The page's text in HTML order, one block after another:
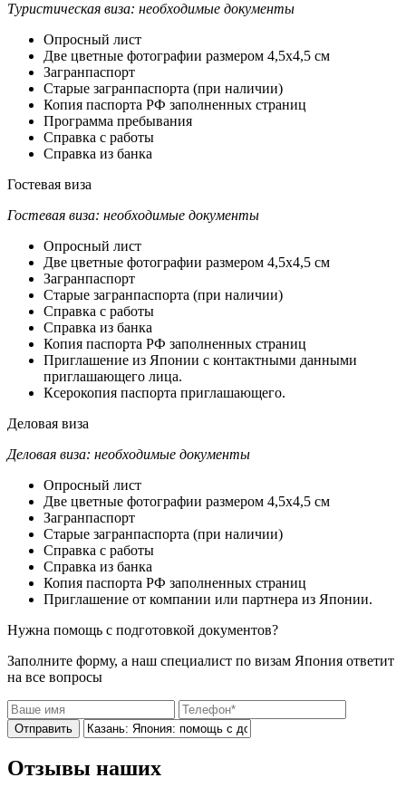
Туристическая виза: необходимые документы
Опросный лист
Две цветные фотографии размером 4,5х4,5 см
Загранпаспорт
Старые загранпаспорта (при наличии)
Копия паспорта РФ заполненных страниц
Программа пребывания
Справка с работы
Справка из банка
Гостевая виза
Гостевая виза: необходимые документы
Опросный лист
Две цветные фотографии размером 4,5х4,5 см
Загранпаспорт
Старые загранпаспорта (при наличии)
Справка с работы
Справка из банка
Копия паспорта РФ заполненных страниц
Приглашение из Японии с контактными данными
приглашающего лица.
Ксерокопия паспорта приглашающего.
Деловая виза
Деловая виза: необходимые документы
Опросный лист
Две цветные фотографии размером 4,5х4,5 см
Загранпаспорт
Старые загранпаспорта (при наличии)
Справка с работы
Справка из банка
Копия паспорта РФ заполненных страниц
Приглашение от компании или партнера из Японии.
Нужна помощь с подготовкой документов?
Заполните форму, а наш специалист по визам Япония ответит
на все вопросы
Отправить
Отзывы наших